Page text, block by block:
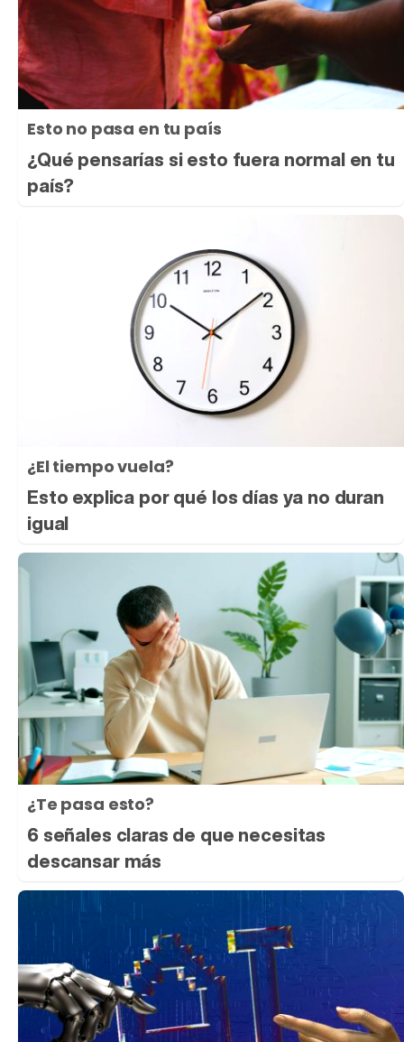
Esto no pasa en tu país
¿Qué pensarías si esto fuera normal en tu
país?
¿El tiempo vuela?
Esto explica por qué los días ya no duran
igual
¿Te pasa esto?
6 señales claras de que necesitas
descansar más